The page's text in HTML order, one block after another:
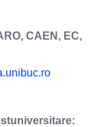
CAEN, EC,